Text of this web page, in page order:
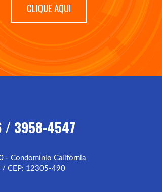
CLIQUE AQUI
/ 3958-4547
- Condomínio Califórnia
/ CEP: 12305-490